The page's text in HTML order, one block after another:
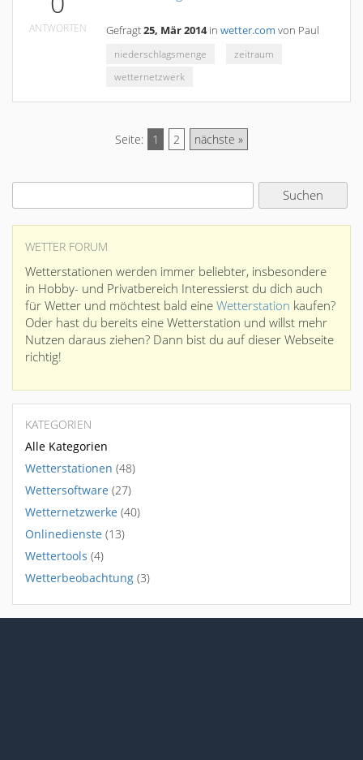
ANTWORTEN Gefragt25, Mär 2014 in wetter.com von Paul
niederschlagsmenge
zeitraum
wetternetzwerk
Seite: 1 2 nächste »
WETTER FORUM
Wetterstationen werden immer beliebter, insbesondere
in Hobby- und Privatbereich Interessierst du dich auch
für Wetter und möchtest bald eine Wetterstation kaufen?
Oder hast du bereits eine Wetterstation und willst mehr
Nutzen daraus ziehen? Dann bist du auf dieser Webseite
richtig!
KATEGORIEN
Alle Kategorien
Wetterstationen (48)
Wettersoftware (27)
Wetternetzwerke (40)
Onlinedienste (13)
Wettertools (4)
Wetterbeobachtung (3)